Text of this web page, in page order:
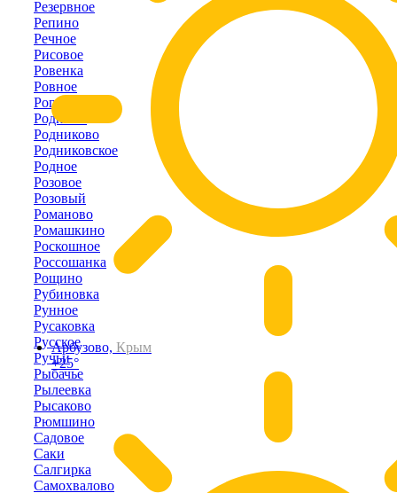
Арбузово, Крым
+25°
Резервное
Репино
Речное
Рисовое
Ровенка
Ровное
Рогово
Родники
Родниково
Родниковское
Родное
Розовое
Розовый
Романово
Ромашкино
Роскошное
Россошанка
Рощино
Рубиновка
Рунное
Русаковка
Русское
Ручьи
Рыбачье
Рылеевка
Рысаково
Рюмшино
Садовое
Саки
Салгирка
Самохвалово